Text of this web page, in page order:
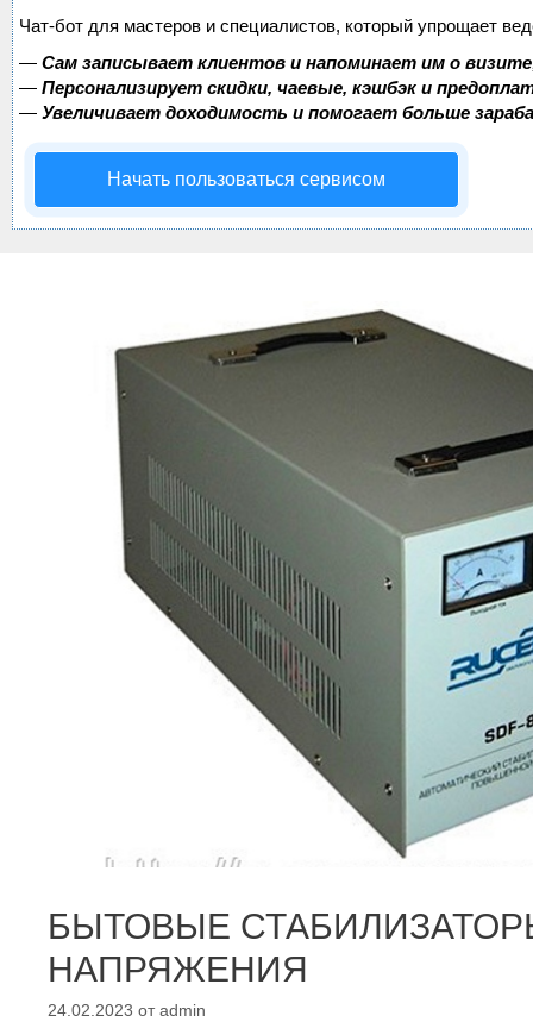
Чат-бот для мастеров и специалистов, который упрощает
— Сам записывает клиентов и напоминает им о
— Персонализирует скидки, чаевые, кэшбэк и
— Увеличивает доходимость и помогает больше
Начать пользоваться сервисом
БЫТОВЫЕ
НАПРЯЖЕНИЯ
24.02.2023 от admin